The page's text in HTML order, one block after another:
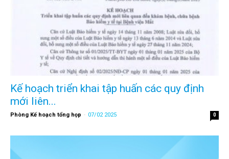
Kế hoạch triển khai tập huấn các quy định
mới liên...
Phòng Kế hoạch tổng họp - 07/02 2025 0